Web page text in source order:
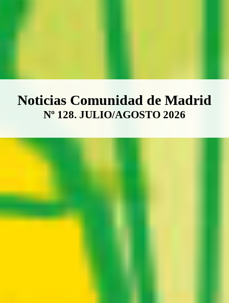
Boletín Noticias Comunidad de
Noticias Comunidad de Madrid
Nº 128. JULIO/AGOSTO 2026